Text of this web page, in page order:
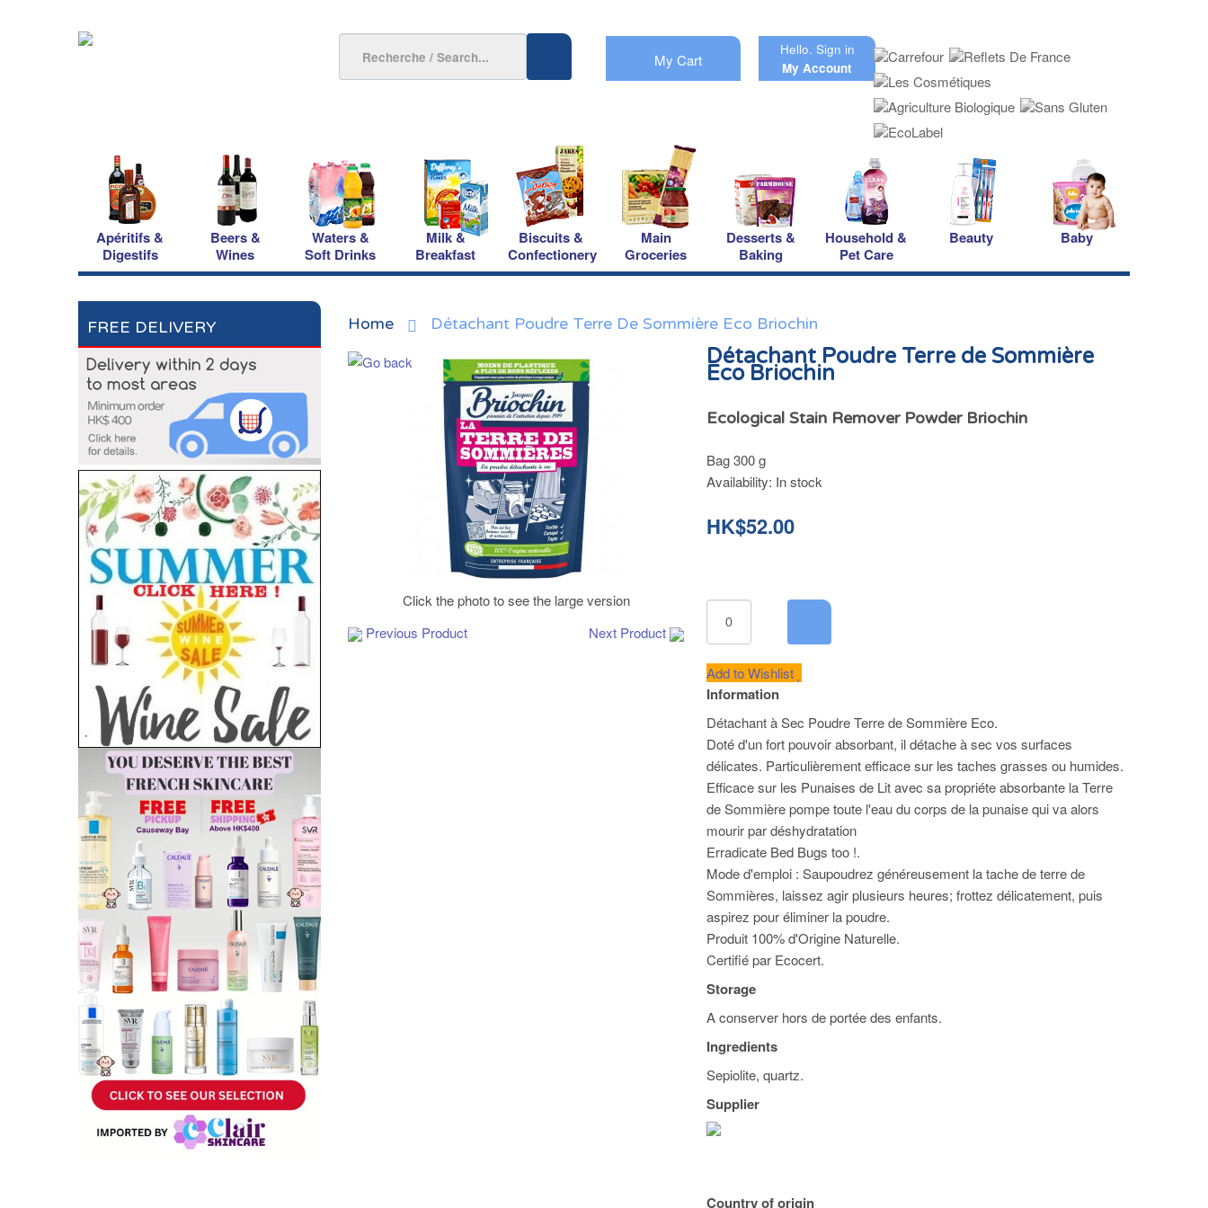
My Cart
Hello. Sign in
My Account
Apéritifs &
Digestifs
Beers &
Wines
Waters &
Soft Drinks
Milk &
Breakfast
Biscuits &
Confectionery
Main
Groceries
Desserts &
Baking
Household &
Pet Care
Beauty Baby
FREE DELIVERY Home Détachant Poudre Terre De Sommière Eco Briochin
Click the photo to see the large version
Previous Product
Next Product
Détachant Poudre Terre de Sommière
Eco Briochin
Ecological Stain Remover Powder Briochin
Bag 300 g
Availability: In stock
HK$52.00
Add to Wishlist
Information
Détachant à Sec Poudre Terre de Sommière Eco.
Doté d'un fort pouvoir absorbant, il détache à sec vos surfaces
délicates. Particulièrement efficace sur les taches grasses ou humides.
Efficace sur les Punaises de Lit avec sa propriéte absorbante la Terre
de Sommière pompe toute l'eau du corps de la punaise qui va alors
mourir par déshydratation
Erradicate Bed Bugs too !.
Mode d'emploi : Saupoudrez généreusement la tache de terre de
Sommières, laissez agir plusieurs heures; frottez délicatement, puis
aspirez pour éliminer la poudre.
Produit 100% d'Origine Naturelle.
Certifié par Ecocert.
Storage
A conserver hors de portée des enfants.
Ingredients
Sepiolite, quartz.
Supplier
Country of origin